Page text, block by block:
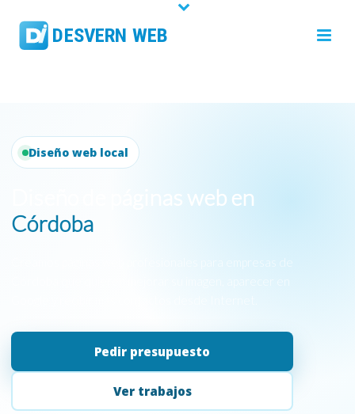
Diseño web local
Diseño de páginas web en
Córdoba
Creamos páginas web profesionales para empresas de
Pedir presupuesto
Ver trabajos